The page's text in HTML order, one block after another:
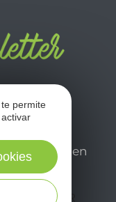
nuestro
y
estancia en
permite